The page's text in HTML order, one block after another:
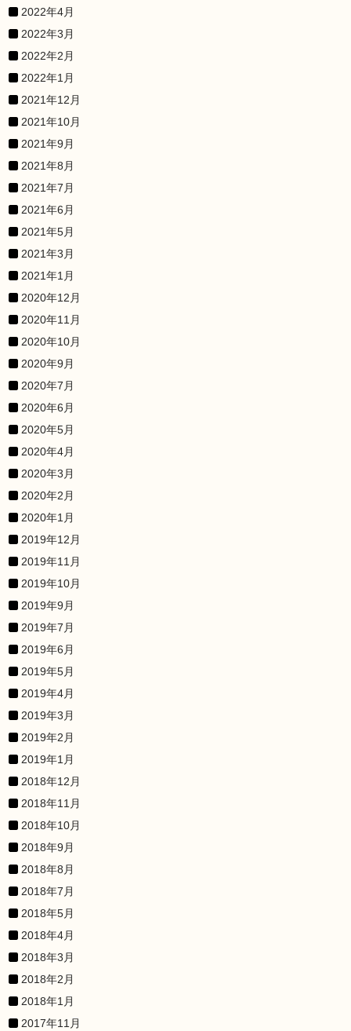
2022年4月
2022年3月
2022年2月
2022年1月
2021年12月
2021年10月
2021年9月
2021年8月
2021年7月
2021年6月
2021年5月
2021年3月
2021年1月
2020年12月
2020年11月
2020年10月
2020年9月
2020年7月
2020年6月
2020年5月
2020年4月
2020年3月
2020年2月
2020年1月
2019年12月
2019年11月
2019年10月
2019年9月
2019年7月
2019年6月
2019年5月
2019年4月
2019年3月
2019年2月
2019年1月
2018年12月
2018年11月
2018年10月
2018年9月
2018年8月
2018年7月
2018年5月
2018年4月
2018年3月
2018年2月
2018年1月
2017年11月